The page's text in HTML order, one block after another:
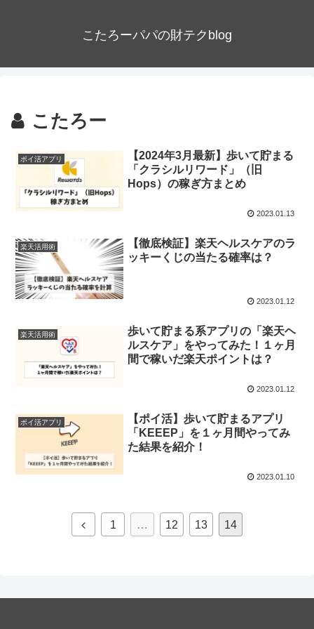
こたろーパパの財テクblog
こたろー
ポイ活アプリ
【2024年3月最新】歩いて貯まる
「クラシルリワード」（旧
Hops）の稼ぎ方まとめ
2023.01.13
楽天活用術
【徹底検証】楽天ヘルスケアのラ
ッキーくじの当たる確率は？
2023.01.12
楽天活用術
歩いて貯まる系アプリの「楽天ヘ
ルスケア」をやってみた！１ヶ月
間で稼いだ楽天ポイントは？
2023.01.12
ポイ活アプリ
【ポイ活】歩いて貯まるアプリ
「KEEEP」を１ヶ月間やってみ
た結果を紹介！
2023.01.10
前
1 … 12 13 14